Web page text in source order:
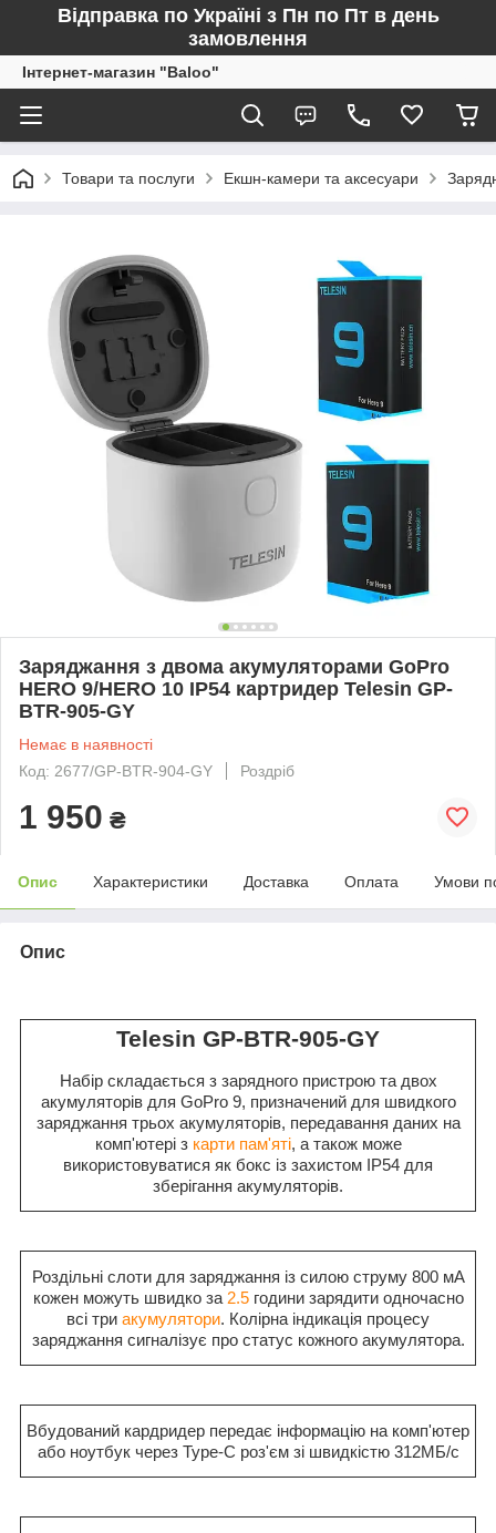
Відправка по Україні з Пн по Пт в день
замовлення
Інтернет-магазин "Baloo"
Товари та послуги Екшн-камери та аксесуари
Заряджання з двома акумуляторами GoPro
HERO 9/HERO 10 IP54 картридер Telesin GP-
BTR-905-GY
Немає в наявності
Код: 2677/GP-BTR-904-GY
Роздріб
1 950 ₴
Опис Характеристики Доставка Оплата Умови
Опис
Telesin GP-BTR-905-GY
Набір складається з зарядного пристрою та двох
акумуляторів для GoPro 9, призначений для швидкого
заряджання трьох акумуляторів, передавання даних на
комп'ютері з карти пам'яті, а також може
використовуватися як бокс із захистом IP54 для
зберігання акумуляторів.
Роздільні слоти для заряджання із силою струму 800 мА
кожен можуть швидко за 2.5години зарядити одночасно
всі три акумулятори. Колірна індикація процесу
заряджання сигналізує про статус кожного акумулятора.
Вбудований кардридер передає інформацію на комп'ютер
або ноутбук через Type-C роз'єм зі швидкістю 312МБ/с